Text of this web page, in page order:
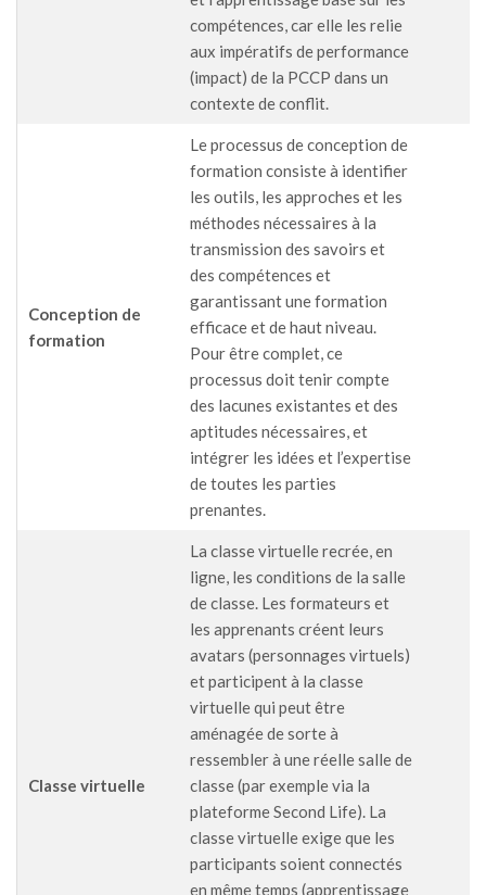
compétences, car elle les relie
aux impératifs de performance
(impact) de la PCCP dans un
contexte de conflit.
Conception de
formation
Le processus de conception de
formation consiste à identifier
les outils, les approches et les
méthodes nécessaires à la
transmission des savoirs et
des compétences et
garantissant une formation
efficace et de haut niveau.
Pour être complet, ce
processus doit tenir compte
des lacunes existantes et des
aptitudes nécessaires, et
intégrer les idées et l’expertise
de toutes les parties
prenantes.
Classe virtuelle
La classe virtuelle recrée, en
ligne, les conditions de la salle
de classe. Les formateurs et
les apprenants créent leurs
avatars (personnages virtuels)
et participent à la classe
virtuelle qui peut être
aménagée de sorte à
ressembler à une réelle salle de
classe (par exemple via la
plateforme Second Life). La
classe virtuelle exige que les
participants soient connectés
en même temps (apprentissage